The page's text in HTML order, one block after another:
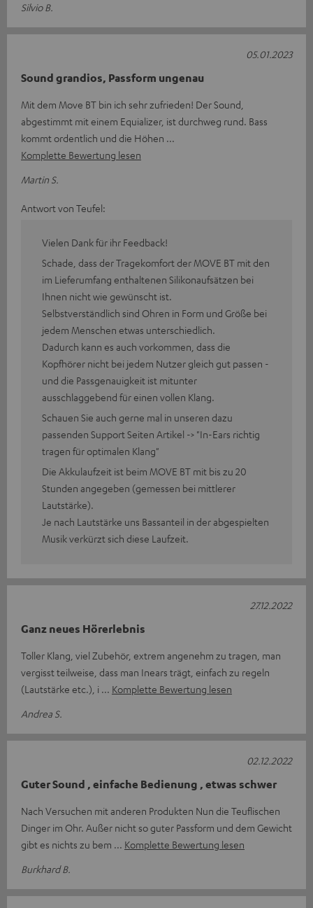
Silvio B.
Sound grandios, Passform ungenau
Mit dem Move BT bin ich sehr zufrieden! Der Sound,
abgestimmt mit einem Equializer, ist durchweg rund. Bass
kommt ordentlich und die Höhen
Komplette Bewertung lesen
Martin S.
05.01.2023
Antwort von Teufel:
Vielen Dank für ihr Feedback!
Schade, dass der Tragekomfort der MOVE BT mit den
im Lieferumfang enthaltenen Silikonaufsätzen bei
Ihnen nicht wie gewünscht ist.
Selbstverständlich sind Ohren in Form und Größe bei
jedem Menschen etwas unterschiedlich.
Dadurch kann es auch vorkommen, dass die
Kopfhörer nicht bei jedem Nutzer gleich gut passen -
und die Passgenauigkeit ist mitunter
ausschlaggebend für einen vollen Klang.
Schauen Sie auch gerne mal in unseren dazu
passenden Support Seiten Artikel -> "In-Ears richtig
tragen für optimalen Klang"
Die Akkulaufzeit ist beim MOVE BT mit bis zu 20
Stunden angegeben (gemessen bei mittlerer
Lautstärke).
Je nach Lautstärke uns Bassanteil in der abgespielten
Musik verkürzt sich diese Laufzeit.
Ganz neues Hörerlebnis
Toller Klang, viel Zubehör, extrem angenehm zu tragen, man
vergisst teilweise, dass man Inears trägt, einfach zu regeln
(Lautstärke etc.), i
Komplette Bewertung lesen
Andrea S.
27.12.2022
Guter Sound , einfache Bedienung , etwas schwer
Nach Versuchen mit anderen Produkten Nun die Teuflischen
Dinger im Ohr. Außer nicht so guter Passform und dem Gewicht
gibt es nichts zu bem
Komplette Bewertung lesen
Burkhard B.
02.12.2022